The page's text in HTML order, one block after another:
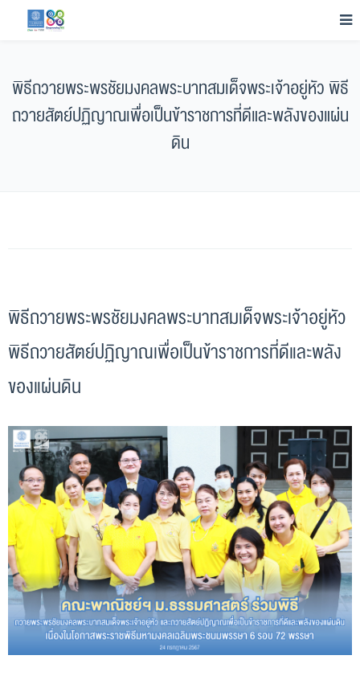
พิธีถวายพระพรชัยมงคลพระบาทสมเด็จพระเจ้าอยู่หัว พิธี
ถวายสัตย์ปฏิญาณเพื่อเป็นข้าราชการที่ดีและพลังของแผ่น
ดิน
พิธีถวายพระพรชัยมงคลพระบาทสมเด็จพระเจ้าอยู่หัว
พิธีถวายสัตย์ปฏิญาณเพื่อเป็นข้าราชการที่ดีและพลัง
ของแผ่นดิน